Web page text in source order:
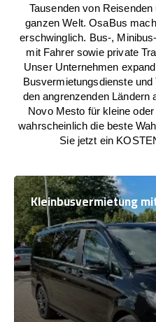
Tausenden von
ganzen Welt. OsaBus
erschwinglich. Bus-,
mit Fahrer sowie private
Unser Unternehmen
Busvermietungsdienste
den angrenzenden Ländern
Novo Mesto für kleine
wahrscheinlich die beste
Sie jetzt ein
Kleinbusvermietung